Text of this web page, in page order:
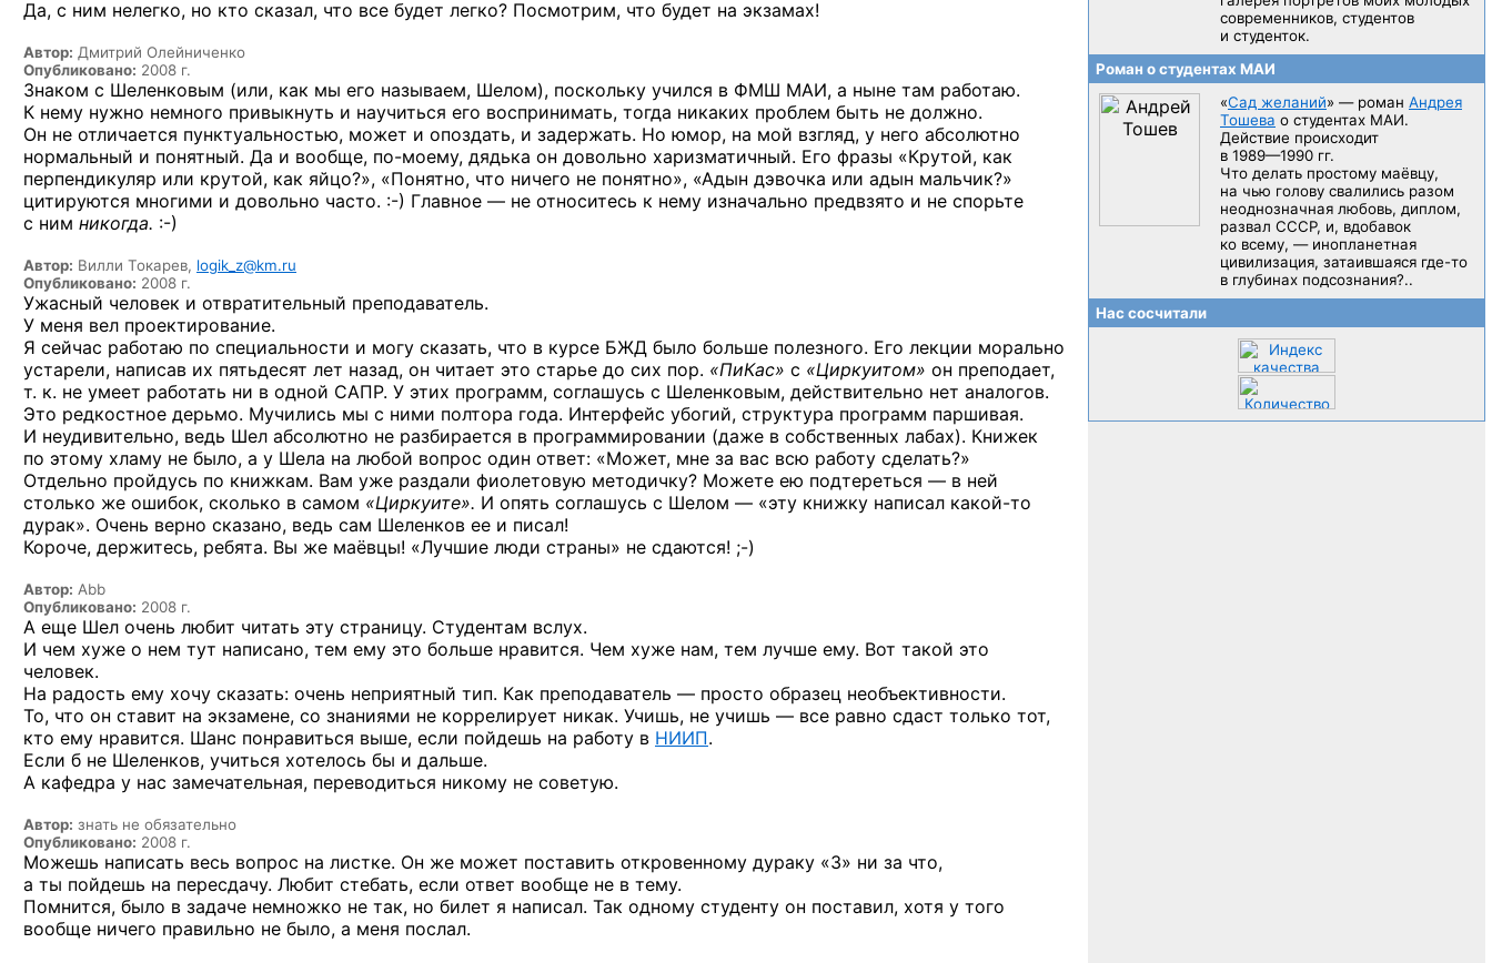
Да, с ним нелегко, но кто сказал, что все будет легко? Посмотрим, что будет на экзамах!
Автор: Дмитрий Олейниченко
Опубликовано: 2008 г.
Знаком с Шеленковым (или, как мы его называем, Шелом), поскольку учился в ФМШ МАИ, а ныне там работаю.
К нему нужно немного привыкнуть и научиться его воспринимать, тогда никаких проблем быть не должно.
Он не отличается пунктуальностью, может и опоздать, и задержать. Но юмор, на мой взгляд, у него абсолютно
нормальный и понятный. Да и вообще, по-моему, дядька он довольно харизматичный. Его фразы «Крутой, как
перпендикуляр или крутой, как яйцо?», «Понятно, что ничего не понятно», «Адын дэвочка или адын мальчик?»
цитируются многими и довольно часто. :-) Главное — не относитесь к нему изначально предвзято и не спорьте
с ним никогда. :-)
Автор: Вилли Токарев, logik_z@km.ru
Опубликовано: 2008 г.
Ужасный человек и отвратительный преподаватель.
У меня вел проектирование.
Я сейчас работаю по специальности и могу сказать, что в курсе БЖД было больше полезного. Его лекции морально
устарели, написав их пятьдесят лет назад, он читает это старье до сих пор. «ПиКас» с «Циркуитом» он преподает,
т. к. не умеет работать ни в одной САПР. У этих программ, соглашусь с Шеленковым, действительно нет аналогов.
Это редкостное дерьмо. Мучились мы с ними полтора года. Интерфейс убогий, структура программ паршивая.
И неудивительно, ведь Шел абсолютно не разбирается в программировании (даже в собственных лабах). Книжек
по этому хламу не было, а у Шела на любой вопрос один ответ: «Может, мне за вас всю работу сделать?»
Отдельно пройдусь по книжкам. Вам уже раздали фиолетовую методичку? Можете ею подтереться — в ней
столько же ошибок, сколько в самом «Циркуите». И опять соглашусь с Шелом — «эту книжку написал какой-то
дурак». Очень верно сказано, ведь сам Шеленков ее и писал!
Короче, держитесь, ребята. Вы же маёвцы! «Лучшие люди страны» не сдаются! ;-)
Автор: Abb
Опубликовано: 2008 г.
А еще Шел очень любит читать эту страницу. Студентам вслух.
И чем хуже о нем тут написано, тем ему это больше нравится. Чем хуже нам, тем лучше ему. Вот такой это
человек.
На радость ему хочу сказать: очень неприятный тип. Как преподаватель — просто образец необъективности.
То, что он ставит на экзамене, со знаниями не коррелирует никак. Учишь, не учишь — все равно сдаст только тот,
кто ему нравится. Шанс понравиться выше, если пойдешь на работу в НИИП.
Если б не Шеленков, учиться хотелось бы и дальше.
А кафедра у нас замечательная, переводиться никому не советую.
Автор: знать не обязательно
Опубликовано: 2008 г.
Можешь написать весь вопрос на листке. Он же может поставить откровенному дураку «3» ни за что,
а ты пойдешь на пересдачу. Любит стебать, если ответ вообще не в тему.
Помнится, было в задаче немножко не так, но билет я написал. Так одному студенту он поставил, хотя у того
вообще ничего правильно не было, а меня послал.
современников, студентов
и студенток.
Роман о студентах МАИ
«Сад желаний» — роман Андрея
Тошева о студентах МАИ.
Действие происходит
в 1989—1990 гг.
Что делать простому маёвцу,
на чью голову свалились разом
неоднозначная любовь, диплом,
развал CCCP, и, вдобавок
ко всему, — инопланетная
цивилизация, затаившаяся где-то
в глубинах подсознания?..
Нас сосчитали